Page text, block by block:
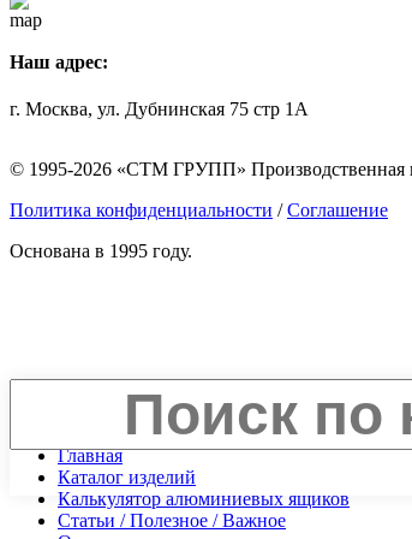
Наш адрес:
г. Москва, ул. Дубнинская 75 стр 1А
© 1995-2026 «СТМ ГРУПП» Производственная
Политика конфиденциальности /Соглашение
Основана в 1995 году.
Начните печатать...
Главная
Каталог изделий
Калькулятор алюминиевых ящиков
Статьи / Полезное / Важное